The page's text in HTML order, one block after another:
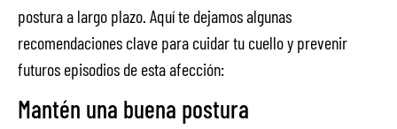
postura a largo plazo. Aquí te dejamos algunas
recomendaciones clave para cuidar tu cuello y prevenir
futuros episodios de esta afección:
Mantén una buena postura